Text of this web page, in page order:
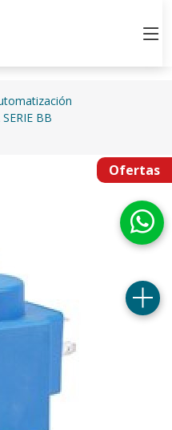
Ofertas
BB